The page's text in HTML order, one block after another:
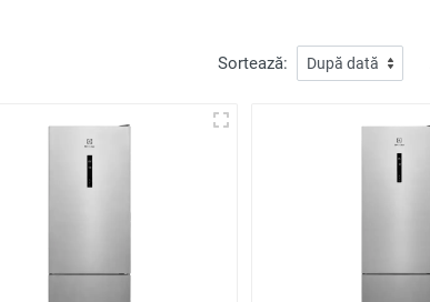
Sortează: